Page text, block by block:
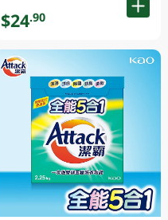
$24.90